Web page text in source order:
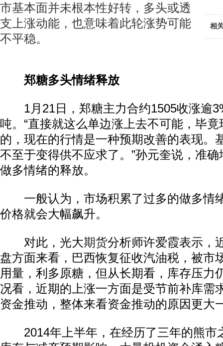
相
市基本面并未根本性好转，多头或透
支上涨动能，也意味着此轮涨势可能
不平稳。
郑糖多头情绪释放
1月21日，郑糖主力合约1505收涨逾
吨。“直接就这么单边涨上去不可能，毕
的，现在的行情是一种预期改善的表现。
不至于变得供不应求了。”孙元奎说，准
做多情绪的释放。
一般认为，市场积累了过多的做多情
价格就会大幅飙升。
对此，光大期货分析师许爱霞表示，
盘方面来看，巴西恢复征收汽油税，被市
用量，利多原糖，但从长期看，库存压力
况看，近期的上涨一方面是受节前补库需
资金推动，整体来看资金推动的原因更大
2014年上半年，在经历了三年的熊市